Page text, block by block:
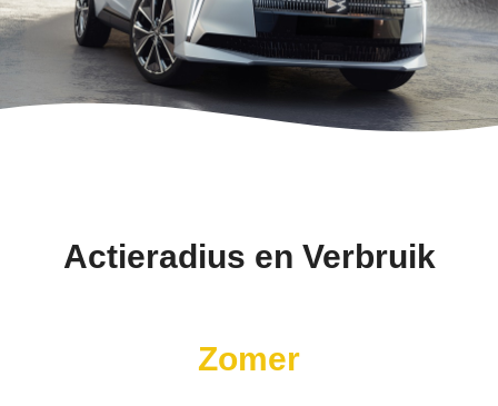
Actieradius en Verbruik
Zomer